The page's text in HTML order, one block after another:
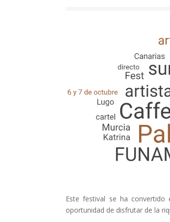
Este festival se ha
oportunidad de disfrutar de la